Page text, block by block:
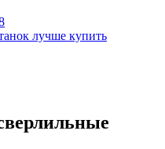
лучше купить